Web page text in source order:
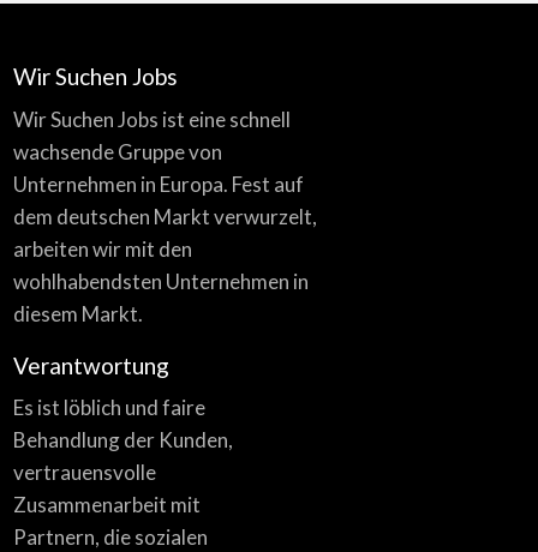
Wir Suchen Jobs
Wir Suchen Jobs ist eine schnell
wachsende Gruppe von
Unternehmen in Europa. Fest auf
dem deutschen Markt verwurzelt,
arbeiten wir mit den
wohlhabendsten Unternehmen in
diesem Markt.
Verantwortung
Es ist löblich und faire
Behandlung der Kunden,
vertrauensvolle
Zusammenarbeit mit
Partnern, die sozialen